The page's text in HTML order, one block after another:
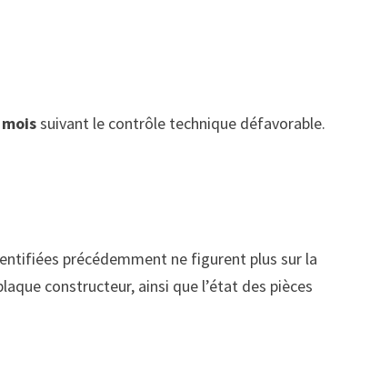
suivant le contrôle technique défavorable.
précédemment ne figurent plus sur la
constructeur, ainsi que l’état des pièces